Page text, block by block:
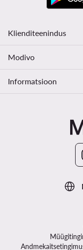
Klienditeenindus
Modivo
Informatsioon